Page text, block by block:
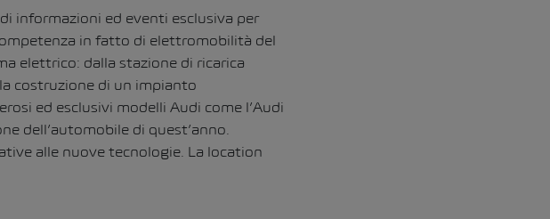
informazioni ed eventi esclusiva per
in fatto di elettromobilità del
elettrico: dalla stazione di ricarica
costruzione di un impianto
ed esclusivi modelli Audi come l’Audi
dell’automobile di quest’anno.
alle nuove tecnologie. La location